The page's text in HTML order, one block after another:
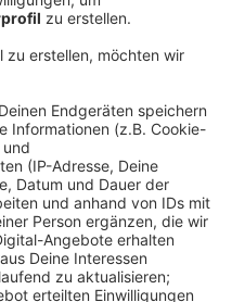
Ärzte und
mit anderen
dem drittletzten Platz
der
(KBV) hervorgeht,
vorliegt.
nur die Stadtstaaten
Berlin (299). Hinter
Anhalt (204) und